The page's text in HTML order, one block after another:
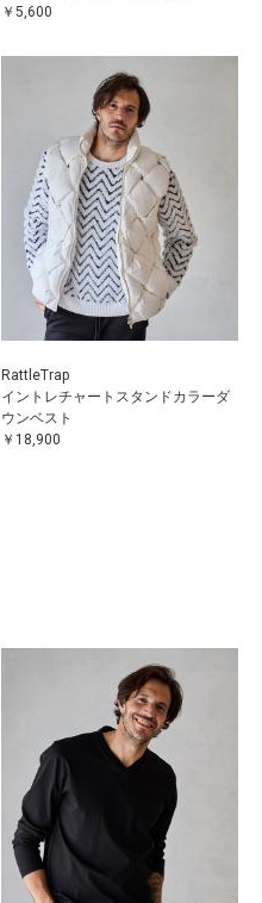
￥5,600
RattleTrap
イントレチャートスタンドカラーダ
ウンベスト
￥18,900